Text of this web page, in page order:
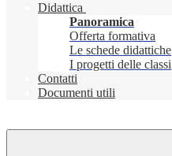
Didattica
Panoramica
Offerta formativa
Le schede didattiche
I progetti delle classi
Contatti
Documenti utili